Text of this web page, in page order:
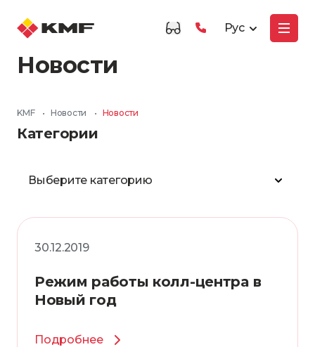
Рус
Новости
KMF • Новости • Новости
30.12.2019
Режим работы колл-центра в
Новый год
Подробнее
Категории
Выберите категорию